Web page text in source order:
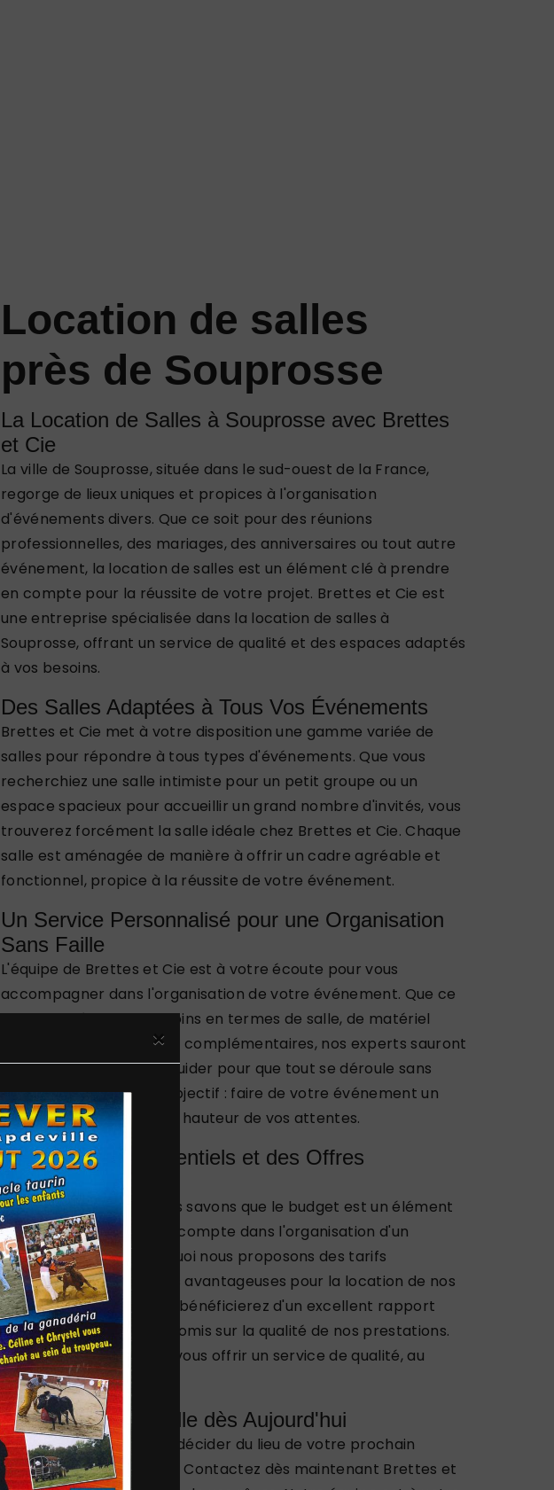
×
Location de salles
près de Souprosse
La Location de Salles à Souprosse avec Brettes
et Cie
La ville de Souprosse, située dans le sud-ouest de la France,
regorge de lieux uniques et propices à l'organisation
d'événements divers. Que ce soit pour des réunions
professionnelles, des mariages, des anniversaires ou tout autre
événement, la location de salles est un élément clé à prendre
en compte pour la réussite de votre projet. Brettes et Cie est
une entreprise spécialisée dans la location de salles à
Souprosse, offrant un service de qualité et des espaces adaptés
à vos besoins.
Des Salles Adaptées à Tous Vos Événements
Brettes et Cie met à votre disposition une gamme variée de
salles pour répondre à tous types d'événements. Que vous
recherchiez une salle intimiste pour un petit groupe ou un
espace spacieux pour accueillir un grand nombre d'invités, vous
trouverez forcément la salle idéale chez Brettes et Cie. Chaque
salle est aménagée de manière à offrir un cadre agréable et
fonctionnel, propice à la réussite de votre événement.
Un Service Personnalisé pour une Organisation
Sans Faille
L'équipe de Brettes et Cie est à votre écoute pour vous
accompagner dans l'organisation de votre événement. Que ce
soit pour définir vos besoins en termes de salle, de matériel
technique ou de services complémentaires, nos experts sauront
vous conseiller et vous guider pour que tout se déroule sans
accroc le jour J. Notre objectif : faire de votre événement un
moment inoubliable, à la hauteur de vos attentes.
Des Tarifs Concurrentiels et des Offres
Avantageuses
Chez Brettes et Cie, nous savons que le budget est un élément
important à prendre en compte dans l'organisation d'un
événement. C'est pourquoi nous proposons des tarifs
compétitifs et des offres avantageuses pour la location de nos
salles à Souprosse. Vous bénéficierez d'un excellent rapport
qualité-prix, sans compromis sur la qualité de nos prestations.
Nous nous engageons à vous offrir un service de qualité, au
meilleur prix.
Réservez Votre Salle dès Aujourd'hui
Ne laissez pas le hasard décider du lieu de votre prochain
événement à Souprosse. Contactez dès maintenant Brettes et